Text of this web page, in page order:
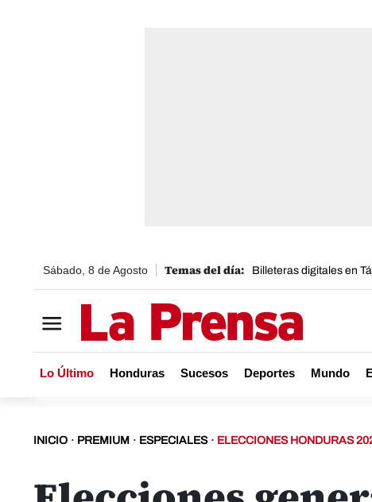
Sábado, 8 de Agosto Billeteras digitales en
Lo Último Honduras Sucesos Deportes Mundo
INICIO · PREMIUM · ESPECIALES · ELECCIONES HONDURAS